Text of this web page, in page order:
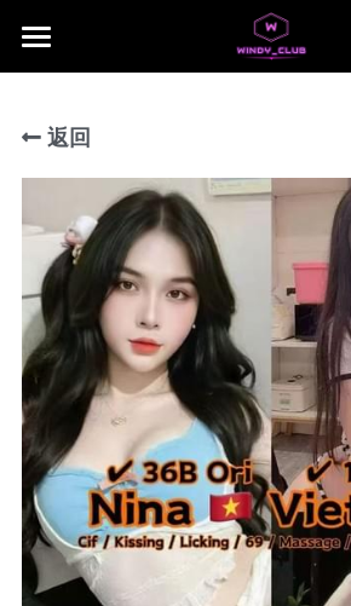
主页
jb area
所有商品分类
Local Taiwan Japan
NUSA 1
NUSA 2
NUSA 3
NUSA 4
NUSA 5
BUKIT INDAH 1
Download App
返回
商品分类
所有商品分类